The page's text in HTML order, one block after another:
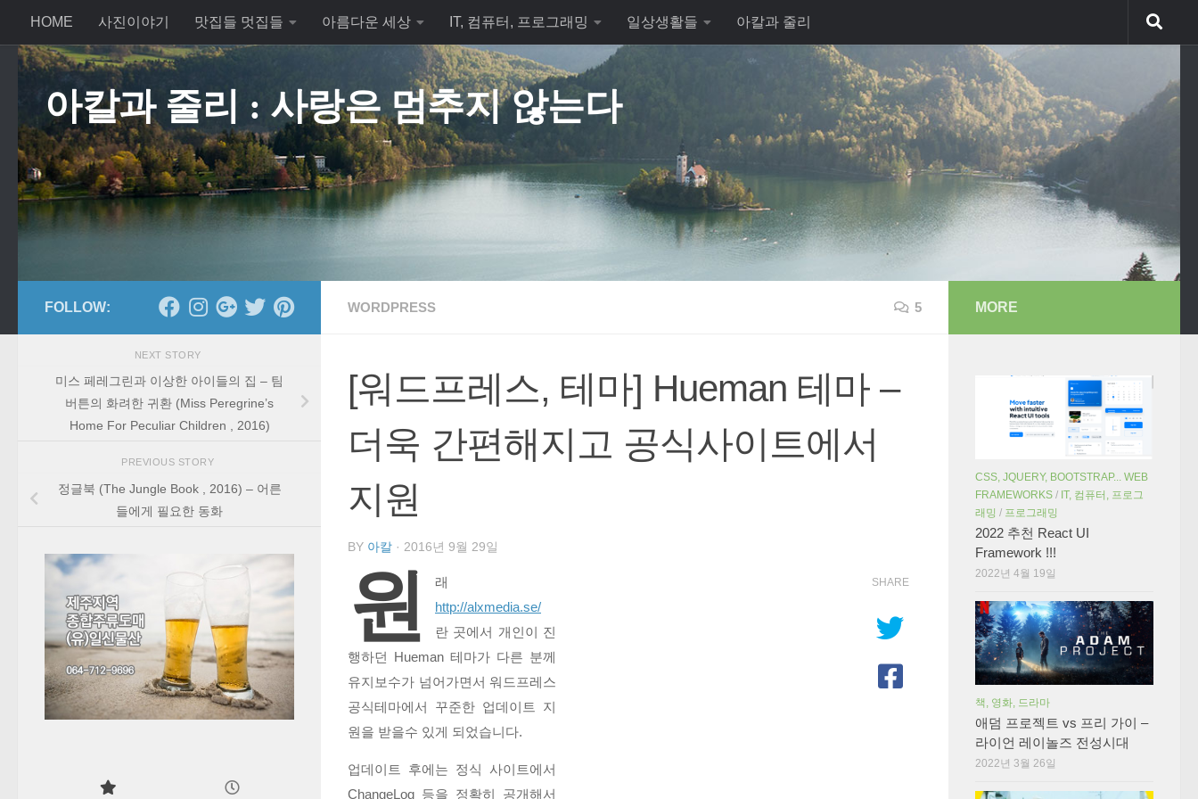
Skip to content
HOME 사진이야기 맛집들 멋집들 아름다운 세상 IT, 컴퓨터, 프로그래밍 일상생활들 아칼과 줄리
아칼과 줄리 : 사랑은 멈추지 않는다
WORDPRESS 5
[워드프레스, 테마] Hueman 테마 –
더욱 간편해지고 공식사이트에서
지원
BY 아칼 · 2016년 9월 29일
원
래
http://alxmedia.se/
란 곳에서 개인이 진
행하던 Hueman 테마가 다른 분께
유지보수가 넘어가면서 워드프레스
공식테마에서 꾸준한 업데이트 지
원을 받을수 있게 되었습니다.
업데이트 후에는 정식 사이트에서
ChangeLog 등을 정확히 공개해서
SHARE
FOLLOW:
NEXT STORY
미스 페레그린과 이상한 아이들의 집 – 팀
버튼의 화려한 귀환 (Miss Peregrine’s
Home For Peculiar Children , 2016)
PREVIOUS STORY
정글북 (The Jungle Book , 2016) – 어른
들에게 필요한 동화
MORE
CSS, JQUERY, BOOTSTRAP... WEB
FRAMEWORKS / IT, 컴퓨터, 프로그
래밍 / 프로그래밍
2022 추천 React UI
Framework !!!
2022년 4월 19일
책, 영화, 드라마
애덤 프로젝트 vs 프리 가이 –
라이언 레이놀즈 전성시대
2022년 3월 26일